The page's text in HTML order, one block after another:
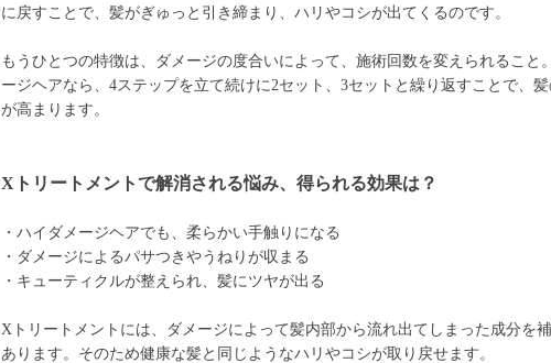
に戻すことで、髪がぎゅっと引き締まり、ハリやコシが出てくるのです。
もうひとつの特徴は、ダメージの度合いによって、施術回数を変えられること
ージヘアなら、4ステップを立て続けに2セット、3セットと繰り返すことで、
が高まります。
Xトリートメントで解消される悩み、得られる効果は？
・ハイダメージヘアでも、柔らかい手触りになる
・ダメージによるパサつきやうねりが収まる
・キューティクルが整えられ、髪にツヤが出る
Xトリートメントには、ダメージによって髪内部から流れ出てしまった成分を
あります。そのため健康な髪と同じようなハリやコシが取り戻せます。